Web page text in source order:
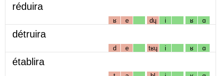
réduira
ʁ e dɥ i ʁ ɑ
détruira
d e tʁɥ i ʁ ɑ
établira